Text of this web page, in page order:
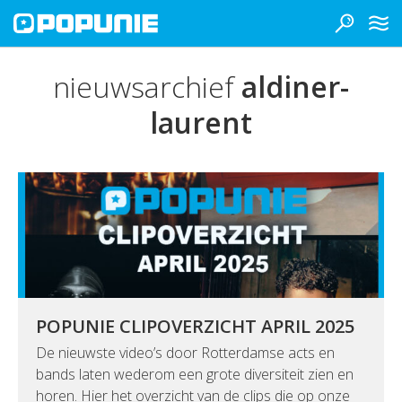
nieuwsarchiefaldiner-
laurent
POPUNIE CLIPOVERZICHT APRIL 2025
De nieuwste video’s door Rotterdamse acts en
bands laten wederom een grote diversiteit zien en
horen. Hier het overzicht van de clips die op onze